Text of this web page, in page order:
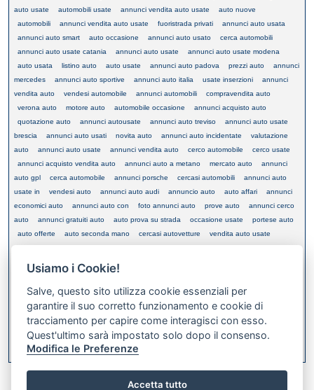
auto usate
automobili usate annunci vendita auto usate
auto nuove
automobili
annunci vendita auto usate fuoristrada privati
annunci auto usata
annunci auto smart
auto occasione annunci auto usato
cerca automobili
annunci auto usate catania
annunci auto usate
annunci auto usate modena
auto usata
listino auto auto usate annunci auto padova prezzi auto
annunci
mercedes
annunci auto sportive annunci auto italia usate inserzioni
annunci
vendita auto
vendesi automobile annunci automobili
compravendita auto
verona auto
motore auto automobile occasione
annunci acquisto auto
quotazione auto
annunci autousate annunci auto treviso
annunci auto usate
brescia
annunci auto usati novita auto annunci auto incidentate
valutazione
auto
annunci auto usate annunci vendita auto cerco automobile
cerco usate
annunci acquisto vendita auto
annunci auto a metano mercato auto
annunci
auto gpl
cerca automobile annunci porsche cercasi automobili
annunci auto
usate in
vendesi auto annunci auto audi annuncio auto auto affari
annunci
economici auto
annunci auto con foto annunci auto prove auto
annunci cerco
auto
annunci gratuiti auto auto prova su strada occasione usate
portese auto
auto offerte
auto seconda mano cercasi autovetture
vendita auto usate
annunci auto it
annunci auto depoca usate vendesi
inserisci annunci auto
campania
annunci vendita auto
annunci auto usate in campania
annunci concessionarie
XML FEED
Bookmark this on Delicious
Usiamo i Cookie!
Salve, questo sito utilizza cookie essenziali per
garantire il suo corretto funzionamento e cookie di
tracciamento per capire come interagisci con esso.
Quest'ultimo sarà impostato solo dopo il consenso.
Modifica le Preferenze
Accetta tutto